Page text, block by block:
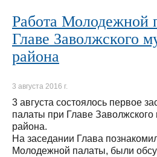
Работа Молодежной
Главе Заволжского
района
3 августа 2016 г.
3 августа состоялось первое
палаты при Главе Заволжского
района.
На заседании Глава
Молодежной палаты, были